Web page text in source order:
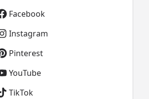
Facebook
Instagram
Pinterest
YouTube
TikTok